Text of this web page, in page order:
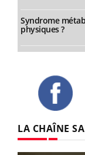
Syndrome
physiques ?
LA CHAÎNE